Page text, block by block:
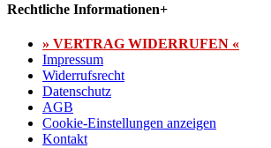
Rechtliche Informationen+
» VERTRAG WIDERRUFEN «
Impressum
Widerrufsrecht
Datenschutz
AGB
Cookie-Einstellungen anzeigen
Kontakt